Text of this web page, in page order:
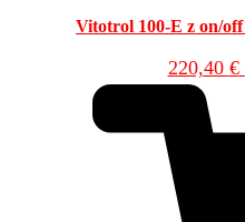
Vitotrol 100-E z on/
220,40 €